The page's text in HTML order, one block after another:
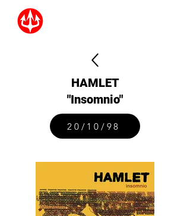
HAMLET
"Insomnio"
20/10/98